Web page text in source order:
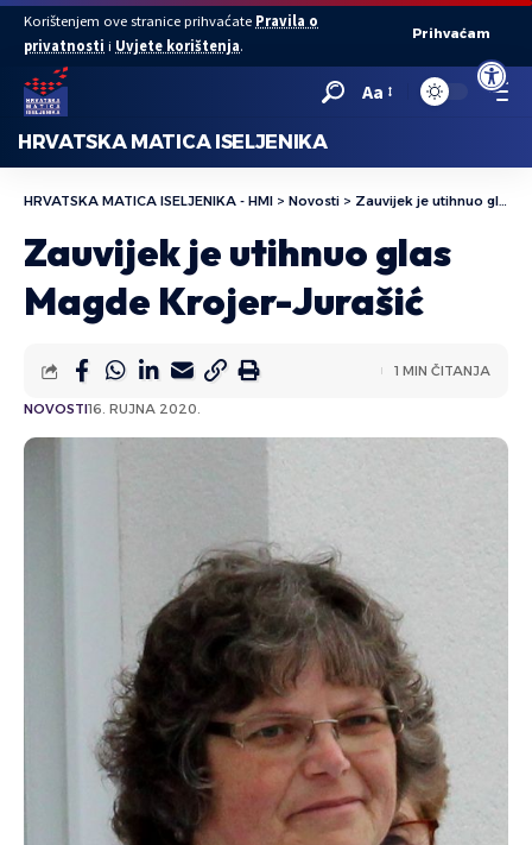
Open
Korištenjem ove stranice prihvaćate Pravila o
privatnosti i Uvjete korištenja.
Prihvaćam
Aa
HRVATSKA MATICA ISELJENIKA
HRVATSKA MATICA ISELJENIKA - HMI > Novosti > Zauvijek je utihnuo glas Magde Krojer-Jurašić
Zauvijek je utihnuo glas
Magde Krojer-Jurašić
NOVOSTI16. RUJNA 2020.
1 MIN ČITANJA